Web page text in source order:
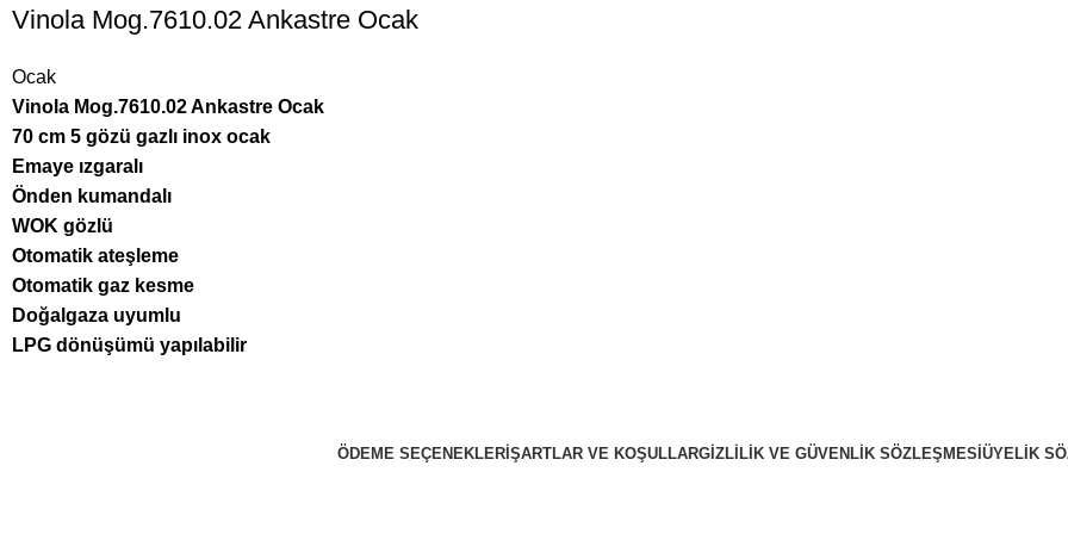
Vinola Mog.7610.02 Ankastre Ocak
Ocak
Vinola Mog.7610.02 Ankastre Ocak
70 cm 5 gözü gazlı inox ocak
Emaye ızgaralı
Önden kumandalı
WOK gözlü
Otomatik ateşleme
Otomatik gaz kesme
Doğalgaza uyumlu
LPG dönüşümü yapılabilir
ÖDEME SEÇENEKLERI ŞARTLAR VE KOŞULLARGIZLILIK VE GÜVENLIK SÖZLEŞMESI ÜYELIK